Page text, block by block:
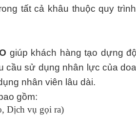
tất cả khâu thuộc quy
giúp khách hàng tạo dựng
cầu sử dụng nhân lực của
nhân viên lâu dài.
gồm:
Dịch vụ gọi ra)